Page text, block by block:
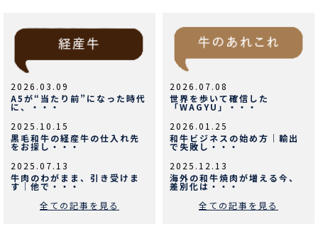
2026.03.09
A5が“当たり前”になった時代
に、・・・
2025.10.15
黒毛和牛の経産牛の仕入れ先
をお探し・・・
2025.07.13
牛肉のわがまま、引き受けま
す｜他で・・・
全ての記事を見る
2026.07.08
世界を歩いて確信した
「WAGYU」・・・
2026.01.25
和牛ビジネスの始め方｜輸出
で失敗し・・・
2025.12.13
海外の和牛焼肉が増える今、
差別化は・・・
全ての記事を見る
送
り